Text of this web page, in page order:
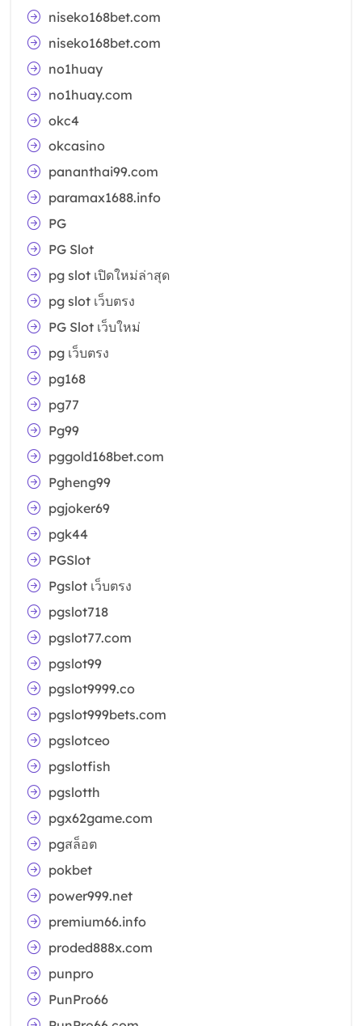
niseko168bet.com
niseko168bet.com
no1huay
no1huay.com
okc4
okcasino
pananthai99.com
paramax1688.info
PG
PG Slot
pg slot เปิดใหม่ล่าสุด
pg slot เว็บตรง
PG Slot เว็บใหม่
pg เว็บตรง
pg168
pg77
Pg99
pggold168bet.com
Pgheng99
pgjoker69
pgk44
PGSlot
Pgslot เว็บตรง
pgslot718
pgslot77.com
pgslot99
pgslot9999.co
pgslot999bets.com
pgslotceo
pgslotfish
pgslotth
pgx62game.com
pgสล็อต
pokbet
power999.net
premium66.info
proded888x.com
punpro
PunPro66